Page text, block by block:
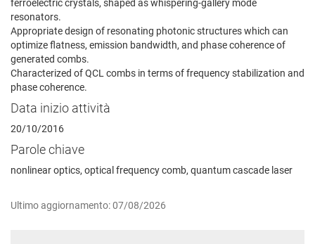
ferroelectric crystals, shaped as whispering-gallery mode
resonators.
Appropriate design of resonating photonic structures which can
optimize flatness, emission bandwidth, and phase coherence of
generated combs.
Characterized of QCL combs in terms of frequency stabilization and
phase coherence.
Data inizio attività
20/10/2016
Parole chiave
nonlinear optics, optical frequency comb, quantum cascade laser
Ultimo aggiornamento: 07/08/2026